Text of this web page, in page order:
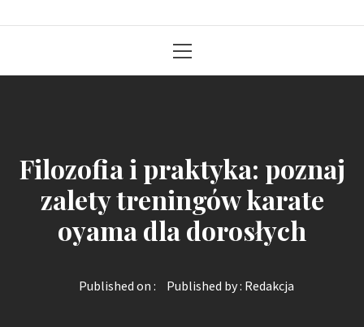
Menu
Filozofia i praktyka: poznaj
zalety treningów karate
oyama dla dorosłych
Published on : Published by : Redakcja